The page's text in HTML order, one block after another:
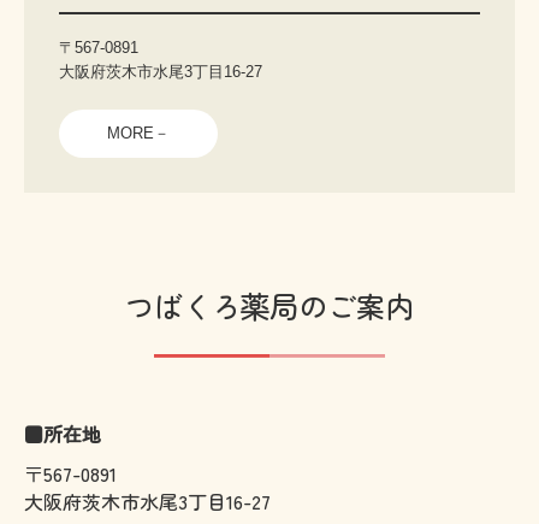
〒567-0891
大阪府茨木市水尾3丁目16-27
MORE－
つばくろ薬局のご案内
━━━━━━━━
■所在地
〒567-0891
大阪府茨木市水尾3丁目16-27